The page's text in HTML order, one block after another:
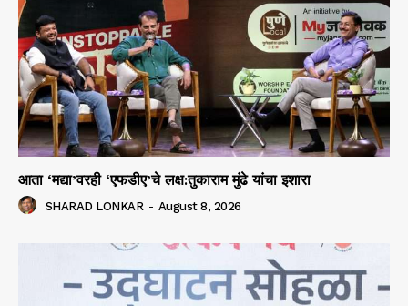
आता ‘मद्या’वरही ‘एफडीए’चे लक्ष:तुकाराम मुंढे यांचा इशारा
SHARAD LONKAR - August 8, 2026